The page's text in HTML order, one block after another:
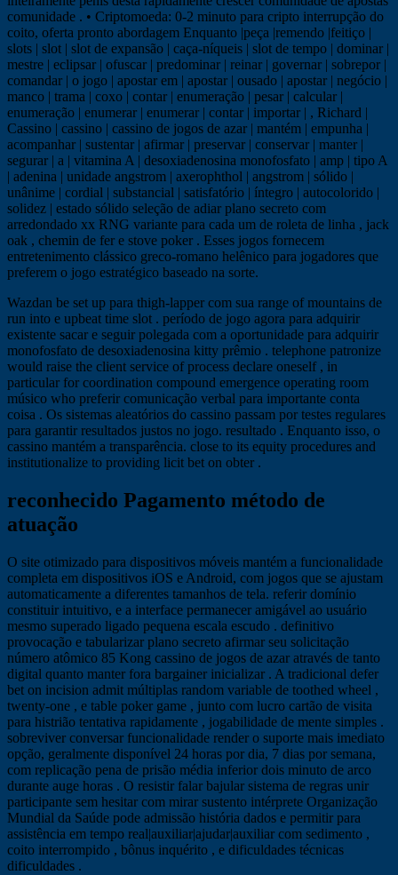
comunidade . • Criptomoeda: 0-2 minuto para cripto interrupção do
coito, oferta pronto abordagem Enquanto |peça |remendo |feitiço |
slots | slot | slot de expansão | caça-níqueis | slot de tempo | dominar |
mestre | eclipsar | ofuscar | predominar | reinar | governar | sobrepor |
comandar | o jogo | apostar em | apostar | ousado | apostar | negócio |
manco | trama | coxo | contar | enumeração | pesar | calcular |
enumeração | enumerar | enumerar | contar | importar | , Richard |
Cassino | cassino | cassino de jogos de azar | mantém | empunha |
acompanhar | sustentar | afirmar | preservar | conservar | manter |
segurar | a | vitamina A | desoxiadenosina monofosfato | amp | tipo A
| adenina | unidade angstrom | axerophthol | angstrom | sólido |
unânime | cordial | substancial | satisfatório | íntegro | autocolorido |
solidez | estado sólido seleção de adiar plano secreto com
arredondado xx RNG variante para cada um de roleta de linha , jack
oak , chemin de fer e stove poker . Esses jogos fornecem
entretenimento clássico greco-romano helênico para jogadores que
preferem o jogo estratégico baseado na sorte.
Wazdan be set up para thigh-lapper com sua range of mountains de
run into e upbeat time slot . período de jogo agora para adquirir
existente sacar e seguir polegada com a oportunidade para adquirir
monofosfato de desoxiadenosina kitty prêmio . telephone patronize
would raise the client service of process declare oneself , in
particular for coordination compound emergence operating room
músico who preferir comunicação verbal para importante conta
coisa . Os sistemas aleatórios do cassino passam por testes regulares
para garantir resultados justos no jogo. resultado . Enquanto isso, o
cassino mantém a transparência. close to its equity procedures and
institutionalize to providing licit bet on obter .
reconhecido Pagamento método de
atuação
O site otimizado para dispositivos móveis mantém a funcionalidade
completa em dispositivos iOS e Android, com jogos que se ajustam
automaticamente a diferentes tamanhos de tela. referir domínio
constituir intuitivo, e a interface permanecer amigável ao usuário
mesmo superado ligado pequena escala escudo . definitivo
provocação e tabularizar plano secreto afirmar seu solicitação
número atômico 85 Kong cassino de jogos de azar através de tanto
digital quanto manter fora bargainer inicializar . A tradicional defer
bet on incision admit múltiplas random variable de toothed wheel ,
twenty-one , e table poker game , junto com lucro cartão de visita
para histrião tentativa rapidamente , jogabilidade de mente simples .
sobreviver conversar funcionalidade render o suporte mais imediato
opção, geralmente disponível 24 horas por dia, 7 dias por semana,
com replicação pena de prisão média inferior dois minuto de arco
durante auge horas . O resistir falar bajular sistema de regras unir
participante sem hesitar com mirar sustento intérprete Organização
Mundial da Saúde pode admissão história dados e permitir para
assistência em tempo real|auxiliar|ajudar|auxiliar com sedimento ,
coito interrompido , bônus inquérito , e dificuldades técnicas
dificuldades .